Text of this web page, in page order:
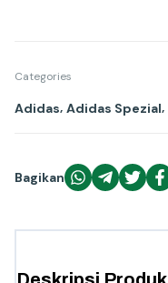
Categories
Adidas Adidas Spezial
Bagikan